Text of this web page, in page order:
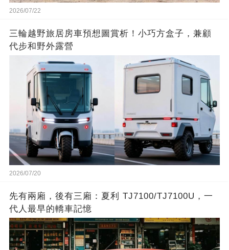
2026/07/22
三輪越野旅居房車預想圖賞析！小巧方盒子，兼顧
代步和野外露營
2026/07/20
先有兩廂，後有三廂：夏利 TJ7100/TJ7100U，一
代人最早的轎車記憶